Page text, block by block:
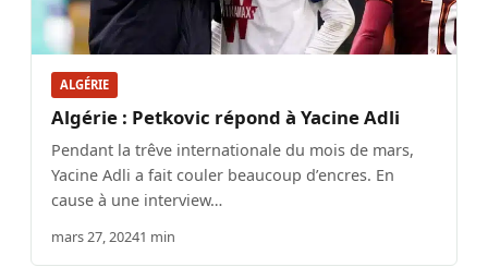
ALGÉRIE
Algérie : Petkovic répond à Yacine Adli
Pendant la trêve internationale du mois de mars,
Yacine Adli a fait couler beaucoup d’encres. En
cause à une interview…
mars 27, 20241 min